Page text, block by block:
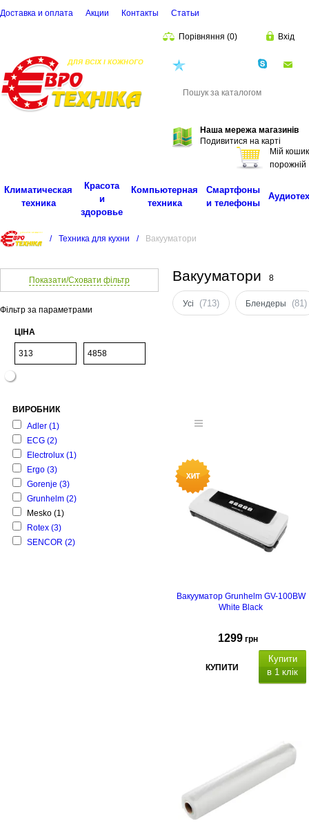
Доставка и оплата Акции Контакты Cтатьи
Порівняння (0) Вхід
Наша мережа магазинів
Подивитися на карті
Мій кошик
порожній
Климатическая
техника
Красота
и
здоровье
Компьютерная
техника
Смартфоны
и телефоны
/ Техника для кухни / Вакууматори
Показати/Сховати фільтр
Фільтр за параметрами
ЦІНА
ВИРОБНИК
Adler (1)
ECG (2)
Electrolux (1)
Ergo (3)
Gorenje (3)
Grunhelm (2)
Mesko (1)
Rotex (3)
SENCOR (2)
Вакууматори 8
Усі (713) Блендеры (81)
Вакууматор Grunhelm GV-100BW
White Black
1299 грн
КУПИТИ
Купити
в 1 клік